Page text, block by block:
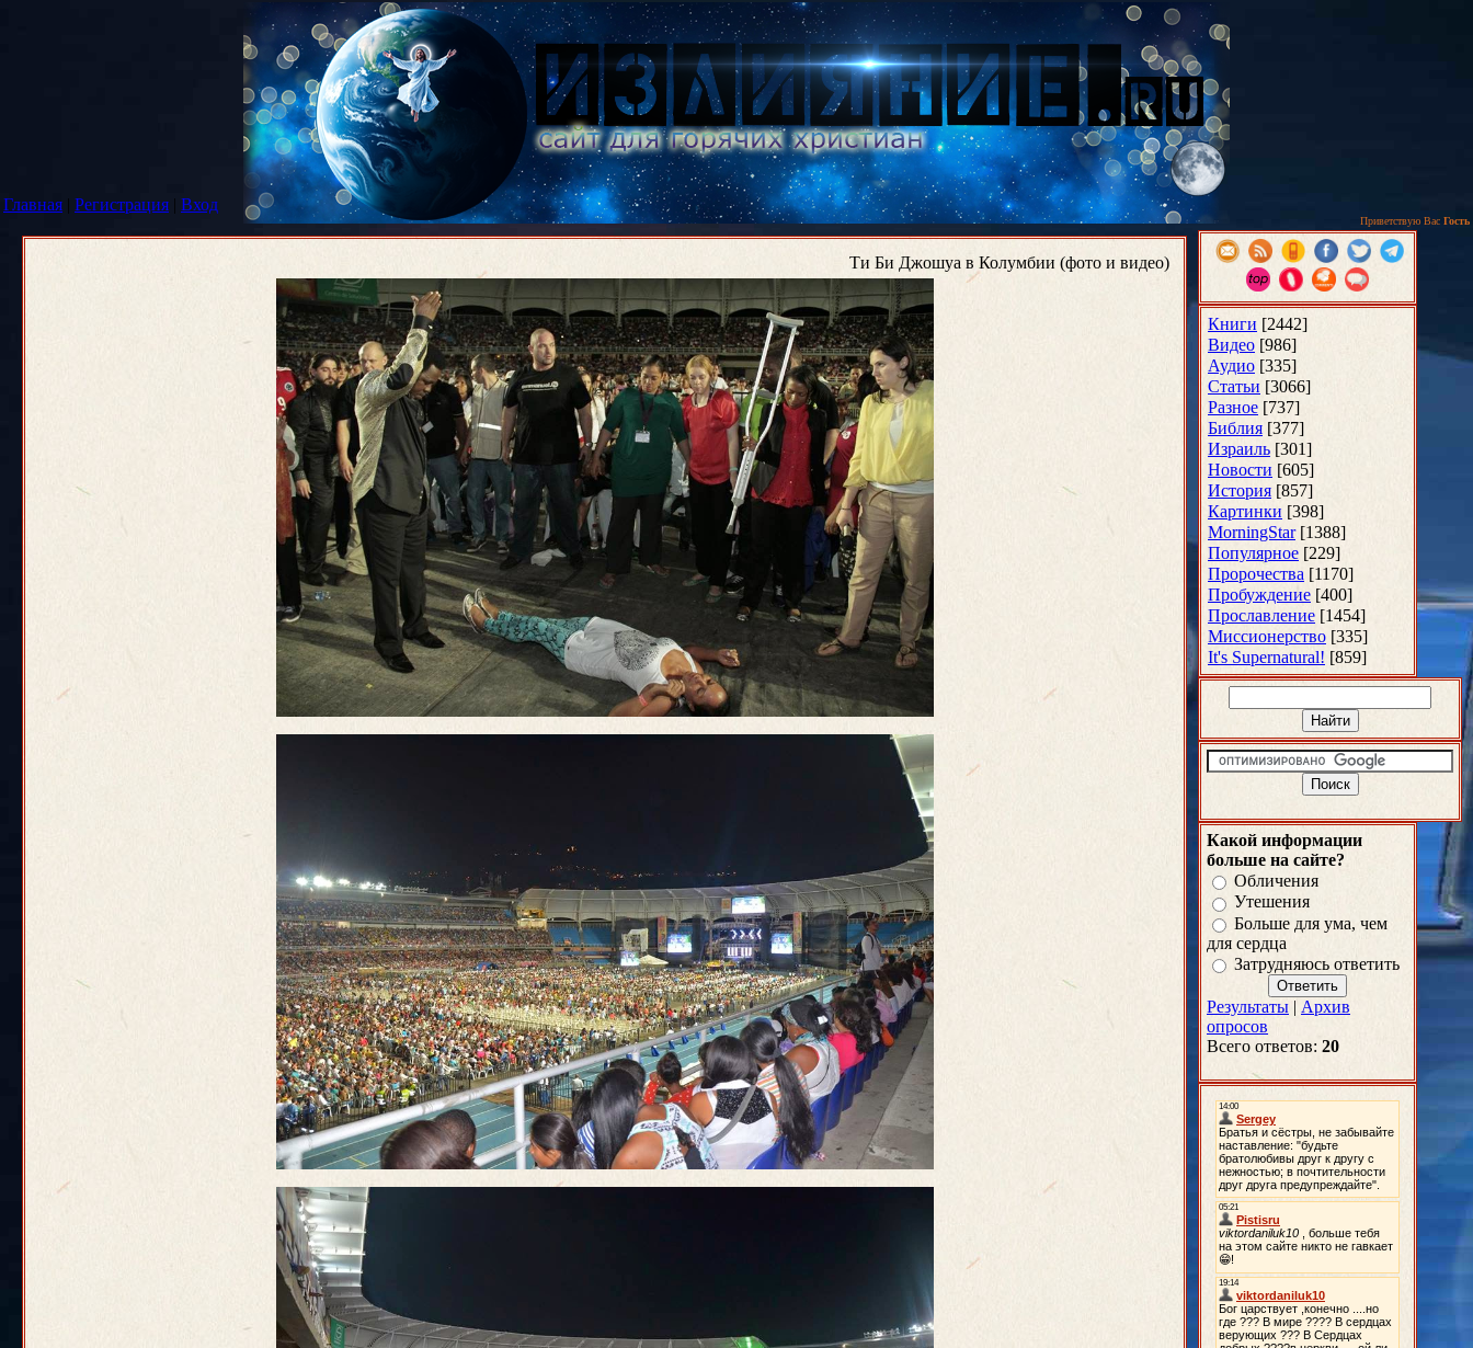
Главная | Регистрация | Вход
Приветствую Вас Гость
Ти Би Джошуа в Колумбии (фото и видео)
Книги [2442]
Видео [986]
Аудио [335]
Статьи [3066]
Разное [737]
Библия [377]
Израиль [301]
Новости [605]
История [857]
Картинки [398]
MorningStar [1388]
Популярное [229]
Пророчества [1170]
Пробуждение [400]
Прославление [1454]
Миссионерство [335]
It's Supernatural! [859]
Какой информации
больше на сайте?
Обличения
Утешения
Больше для ума, чем
для сердца
Затрудняюсь ответить
Результаты | Архив
опросов
Всего ответов: 20